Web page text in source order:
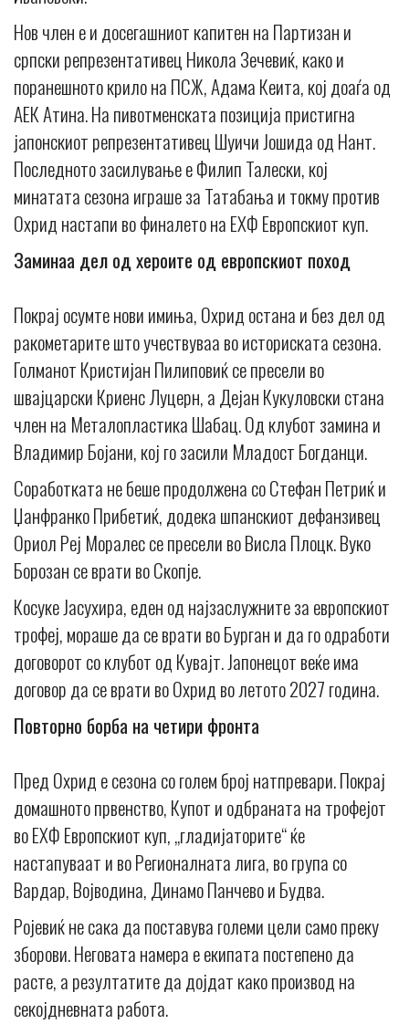
Нов член е и досегашниот капитен на Партизан и
српски репрезентативец Никола Зечевиќ, како и
поранешното крило на ПСЖ, Адама Кеита, кој доаѓа од
АЕК Атина. На пивотменската позиција пристигна
јапонскиот репрезентативец Шуичи Јошида од Нант.
Последното засилување е Филип Талески, кој
минатата сезона играше за Татабања и токму против
Охрид настапи во финалето на ЕХФ Европскиот куп.
Заминаа дел од хероите од европскиот поход
Покрај осумте нови имиња, Охрид остана и без дел од
ракометарите што учествуваа во историската сезона.
Голманот Кристијан Пилиповиќ се пресели во
швајцарски Криенс Луцерн, а Дејан Кукуловски стана
член на Металопластика Шабац. Од клубот замина и
Владимир Бојани, кој го засили Младост Богданци.
Соработката не беше продолжена со Стефан Петриќ и
Џанфранко Прибетиќ, додека шпанскиот дефанзивец
Ориол Реј Моралес се пресели во Висла Плоцк. Вуко
Борозан се врати во Скопје.
Косуке Јасухира, еден од најзаслужните за европскиот
трофеј, мораше да се врати во Бурган и да го одработи
договорот со клубот од Кувајт. Јапонецот веќе има
договор да се врати во Охрид во летото 2027 година.
Повторно борба на четири фронта
Пред Охрид е сезона со голем број натпревари. Покрај
домашното првенство, Купот и одбраната на трофејот
во ЕХФ Европскиот куп, „гладијаторите“ ќе
настапуваат и во Регионалната лига, во група со
Вардар, Војводина, Динамо Панчево и Будва.
Ројевиќ не сака да поставува големи цели само преку
зборови. Неговата намера е екипата постепено да
расте, а резултатите да дојдат како производ на
секојдневната работа.